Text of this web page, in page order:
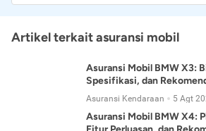
Artikel terkait asuransi mobil
Asuransi Mobil BMW X3:
Spesifikasi, dan
Asuransi Kendaraan 5 Agt
Asuransi Mobil BMW X4: